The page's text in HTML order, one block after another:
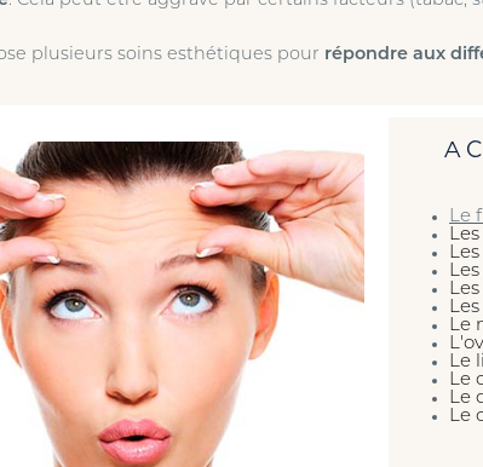
plusieurs soins esthétiques pour répondre aux
A
Le
Le
Le
Le
Le
Le